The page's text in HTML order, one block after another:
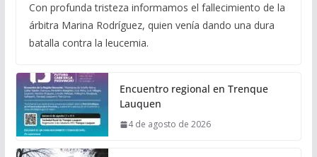
Con profunda tristeza informamos el fallecimiento de la
árbitra Marina Rodríguez, quien venía dando una dura
batalla contra la leucemia.
Encuentro regional en Trenque
Lauquen
4 de agosto de 2026